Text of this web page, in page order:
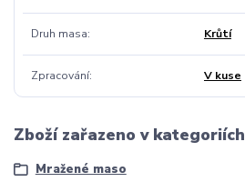
Druh masa Krůtí
Zpracování V kuse
Zboží zařazeno v kategoriích
Mražené maso